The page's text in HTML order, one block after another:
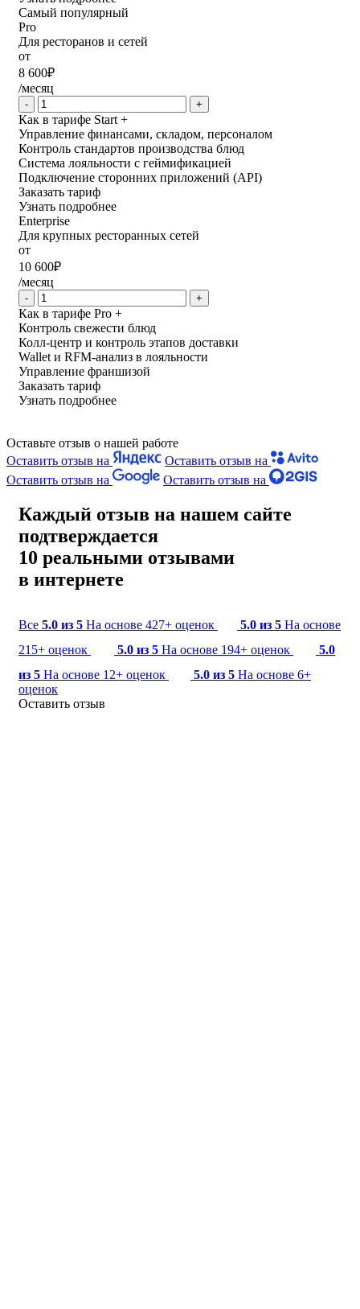
Самый популярный
Pro
Для ресторанов и сетей
от
8 600₽
/месяц
- +
Как в тарифе Start +
Управление финансами, складом, персоналом
Контроль стандартов производства блюд
Система лояльности с геймификацией
Подключение сторонних приложений (API)
Заказать тариф
Узнать подробнее
Enterprise
Для крупных ресторанных сетей
от
10 600₽
/месяц
- +
Как в тарифе Pro +
Контроль свежести блюд
Колл-центр и контроль этапов доставки
Wallet и RFM-анализ в лояльности
Управление франшизой
Заказать тариф
Узнать подробнее
Оставьте отзыв о нашей работе
Оставить отзыв на
Оставить отзыв на
Оставить отзыв на
Оставить отзыв на
Каждый отзыв на нашем сайте
подтверждается
10 реальными отзывами
в интернете
Все 5.0 из 5 На основе 427+ оценок 5.0 из 5 На основе
215+ оценок
5.0 из 5 На основе 194+ оценок
5.0
из 5 На основе 12+ оценок 5.0 из 5 На основе 6+
оценок
Оставить отзыв